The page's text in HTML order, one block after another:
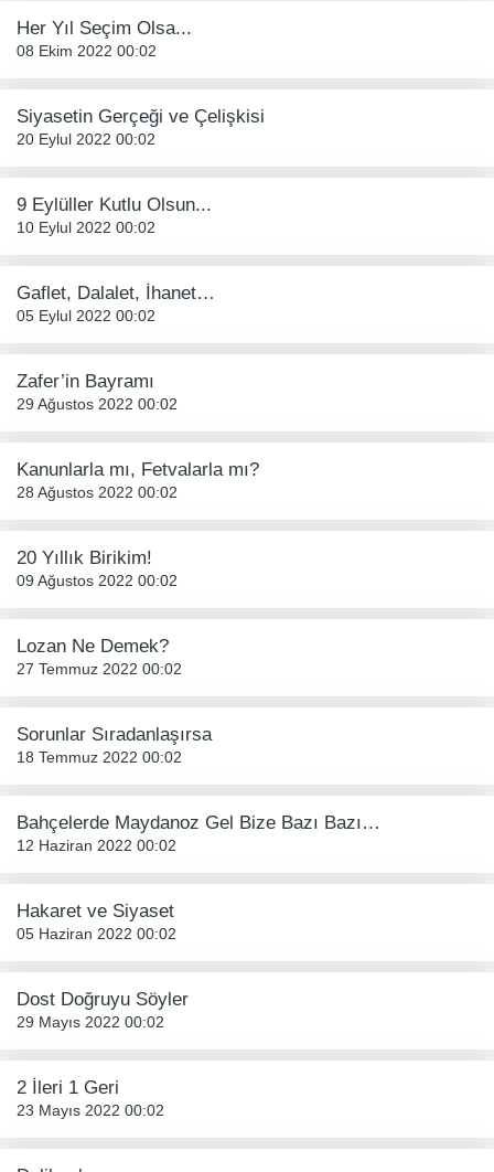
Her Yıl Seçim Olsa...
08 Ekim 2022 00:02
Siyasetin Gerçeği ve Çelişkisi
20 Eylul 2022 00:02
9 Eylüller Kutlu Olsun...
10 Eylul 2022 00:02
Gaflet, Dalalet, İhanet…
05 Eylul 2022 00:02
Zafer’in Bayramı
29 Ağustos 2022 00:02
Kanunlarla mı, Fetvalarla mı?
28 Ağustos 2022 00:02
20 Yıllık Birikim!
09 Ağustos 2022 00:02
Lozan Ne Demek?
27 Temmuz 2022 00:02
Sorunlar Sıradanlaşırsa
18 Temmuz 2022 00:02
Bahçelerde Maydanoz Gel Bize Bazı Bazı…
12 Haziran 2022 00:02
Hakaret ve Siyaset
05 Haziran 2022 00:02
Dost Doğruyu Söyler
29 Mayıs 2022 00:02
2 İleri 1 Geri
23 Mayıs 2022 00:02